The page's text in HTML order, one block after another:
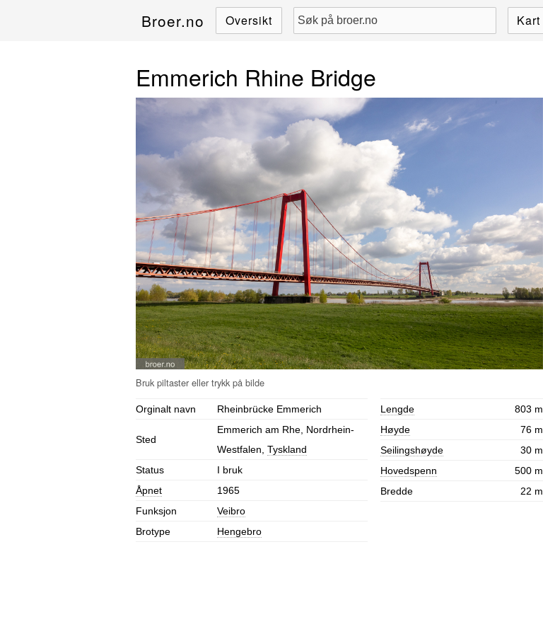
Broer.no Oversikt Kart
Emmerich Rhine Bridge
Orginalt navn Rheinbrücke Emmerich
Sted
Emmerich am Rhe, Nordrhein-
Westfalen, Tyskland
Status
I bruk
Åpnet
1965
Funksjon
Veibro
Brotype
Hengebro
Lengde
803 m
Høyde
76 m
Seilingshøyde
30 m
Hovedspenn
500 m
Bredde
22 m